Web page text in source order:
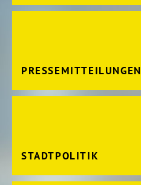
PRESSEMITTEILUNGEN
STADTPOLITIK